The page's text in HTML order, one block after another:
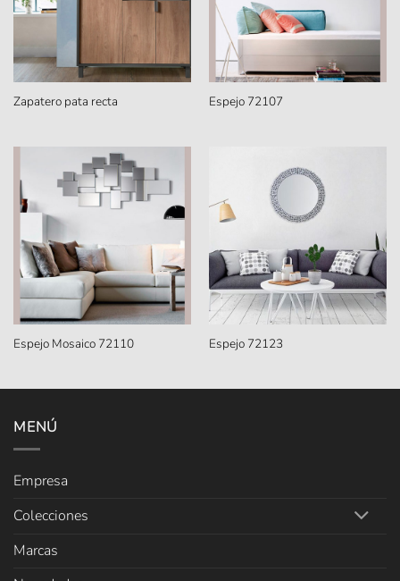
Zapatero pata recta Espejo 72107
Espejo Mosaico 72110 Espejo 72123
MENÚ
Empresa
Colecciones
Marcas